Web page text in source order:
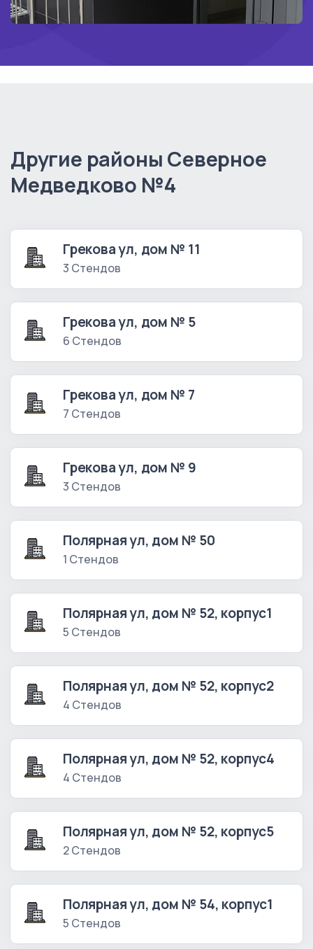
Другие районы Северное
Медведково №4
Грекова ул, дом № 11
3 Стендов
Грекова ул, дом № 5
6 Стендов
Грекова ул, дом № 7
7 Стендов
Грекова ул, дом № 9
3 Стендов
Полярная ул, дом № 50
1 Стендов
Полярная ул, дом № 52, корпус1
5 Стендов
Полярная ул, дом № 52, корпус2
4 Стендов
Полярная ул, дом № 52, корпус4
4 Стендов
Полярная ул, дом № 52, корпус5
2 Стендов
Полярная ул, дом № 54, корпус1
5 Стендов